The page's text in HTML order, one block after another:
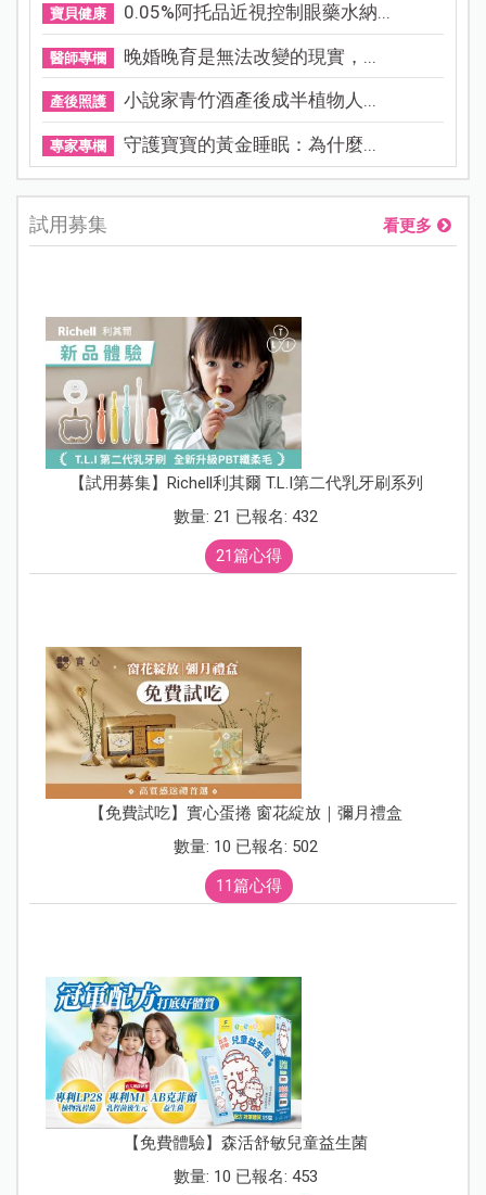
寶貝健康 0.05%阿托品近視控制眼藥水納...
醫師專欄 晚婚晚育是無法改變的現實，...
產後照護 小說家青竹酒產後成半植物人...
專家專欄 守護寶寶的黃金睡眠：為什麼...
試用募集 看更多
【試用募集】Richell利其爾 T.L.I第二代乳牙刷系列
數量: 21 已報名: 432
21篇心得
【免費試吃】實心蛋捲 窗花綻放｜彌月禮盒
數量: 10 已報名: 502
11篇心得
【免費體驗】森活舒敏兒童益生菌
數量: 10 已報名: 453